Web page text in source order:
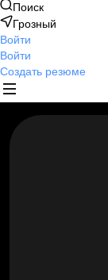
Поиск
Грозный
Войти
Войти
Создать резюме